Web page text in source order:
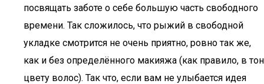
посвящать заботе о себе большую часть свободного
времени. Так сложилось, что рыжий в свободной
укладке смотрится не очень приятно, ровно так же,
как и без определённого макияжа (как правило, в тон
цвету волос). Так что, если вам не улыбается идея